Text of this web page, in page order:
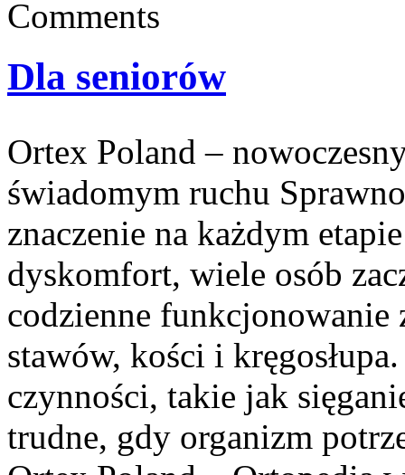
Comments
Dla seniorów
Ortex Poland –
świadomym ruchu
znaczenie na każdym
dyskomfort, wiele osób
codzienne funkcjonowanie
stawów, kości i
czynności, takie jak
trudne, gdy organizm